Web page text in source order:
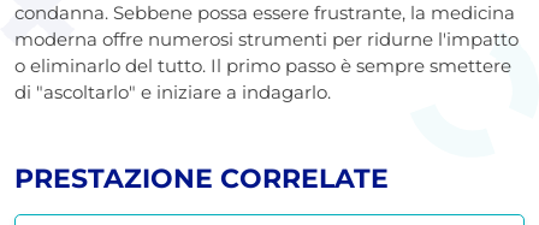
condanna. Sebbene possa essere frustrante, la medicina
moderna offre numerosi strumenti per ridurne l'impatto
o eliminarlo del tutto. Il primo passo è sempre smettere
di "ascoltarlo" e iniziare a indagarlo.
PRESTAZIONE CORRELATE